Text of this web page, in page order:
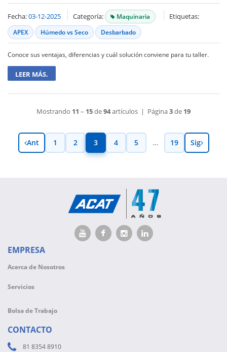
Fecha:03-12-2025 Categoría: Maquinaria Etiquetas:
APEX Húmedo vs Seco Desbarbado
Conoce sus ventajas, diferencias y cuál solución conviene para tu taller.
LEER MÁS.
Mostrando 11 – 15de94artículos | Página3de 19
Ant 1 2 3 4 5 … 19 Sig
EMPRESA
Acerca de Nosotros
Servicios
Bolsa de Trabajo
CONTACTO
81 8354 8910